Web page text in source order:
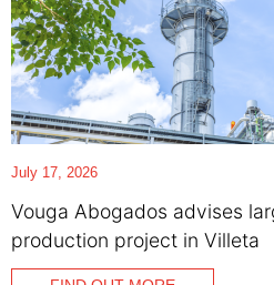
July 17, 2026
Vouga Abogados advises
production project in Villeta